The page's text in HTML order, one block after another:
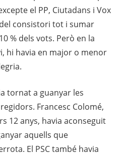
el PP, Ciutadans i Vox
consistori tot i sumar
% dels vots. Però en la
hi havia en major o menor
tornat a guanyar les
Francesc Colomé,
12 anys, havia aconseguit
aquells que
El PSC també havia